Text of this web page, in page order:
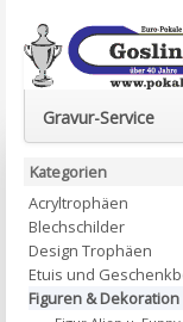
Euro-Pokale &
Gravur-Service
Kategorien
Acryltrophäen
Blechschilder
Design Trophäen
Etuis und
Figuren & Dekoration